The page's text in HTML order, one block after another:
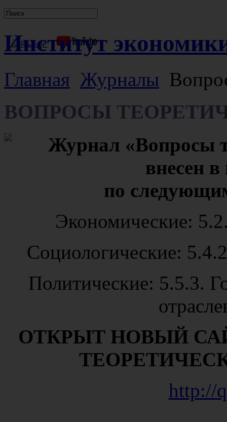
Институт
Главная Журналы
ВОПРОСЫ
Журнал «Вопросы
внесен
по
Экономические:
Социологические:
Политические: 5.5.3.
ОТКРЫТ НОВЫЙ
http://